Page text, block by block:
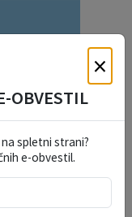
×
OBVESTIL
spletni strani?
e-obvestil.